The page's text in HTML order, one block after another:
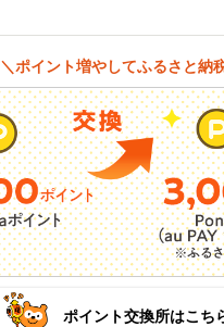
＼ポイント増やしてふるさと納
ポイント交換所はこち